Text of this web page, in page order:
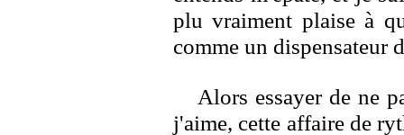
plu vraiment plaise à
comme un dispensateur
Alors essayer de ne
j'aime, cette affaire de